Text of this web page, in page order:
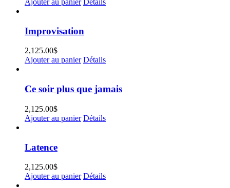
Ajouter au panier Détails
Improvisation
2,125.00$
Ajouter au panier Détails
Ce soir plus que jamais
2,125.00$
Ajouter au panier Détails
Latence
2,125.00$
Ajouter au panier Détails